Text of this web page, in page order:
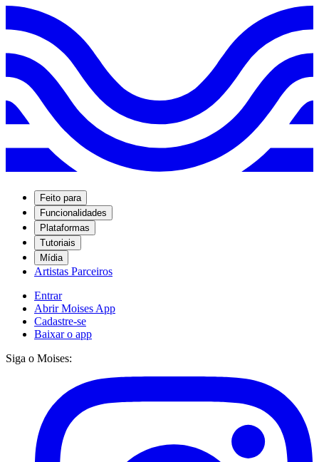
Feito para
Funcionalidades
Plataformas
Tutoriais
Mídia
Artistas Parceiros
Entrar
Abrir Moises App
Cadastre-se
Baixar o app
Siga o Moises: